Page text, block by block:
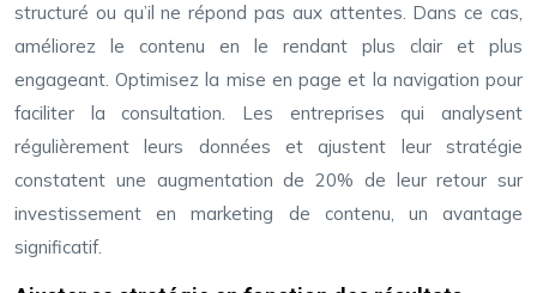
structuré ou qu’il ne répond pas aux attentes. Dans ce cas,
améliorez le contenu en le rendant plus clair et plus
engageant. Optimisez la mise en page et la navigation pour
faciliter la consultation. Les entreprises qui analysent
régulièrement leurs données et ajustent leur stratégie
constatent une augmentation de 20% de leur retour sur
investissement en marketing de contenu, un avantage
significatif.